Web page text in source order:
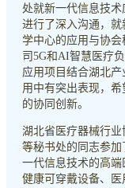
处就新一代信息技
进行了深入沟通，
学中心的应用与协
司5G和AI智慧医疗
应用项目结合湖北
用中有突出表现，
的协同创新。
湖北省医疗器械行
等秘书处的同志参
一代信息技术的高
健康可穿戴设备、医